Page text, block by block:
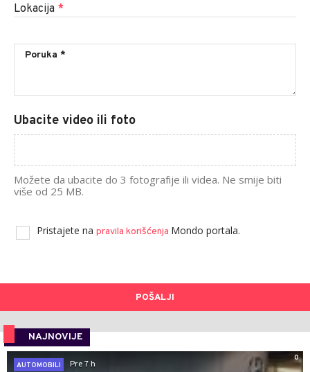
Lokacija *
Ubacite video ili foto
Možete da ubacite do 3 fotografije ili videa. Ne smije biti
više od 25 MB.
Pristajete na pravila korišćenja Mondo portala.
POŠALJI
NAJNOVIJE
0
AUTOMOBILI
Pre 7 h